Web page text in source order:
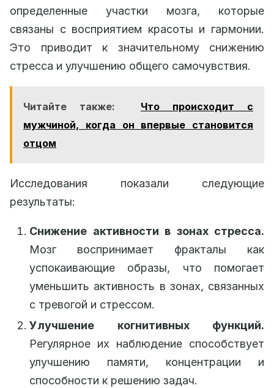
определенные участки мозга, которые
связаны с восприятием красоты и гармонии.
Это приводит к значительному снижению
стресса и улучшению общего самочувствия.
Читайте также:
Что происходит с
мужчиной, когда он впервые становится
отцом
Исследования показали следующие
результаты:
Снижение активности в зонах стресса.
Мозг воспринимает фракталы как
успокаивающие образы, что помогает
уменьшить активность в зонах, связанных
с тревогой и стрессом.
Улучшение когнитивных функций.
Регулярное их наблюдение способствует
улучшению памяти, концентрации и
способности к решению задач.